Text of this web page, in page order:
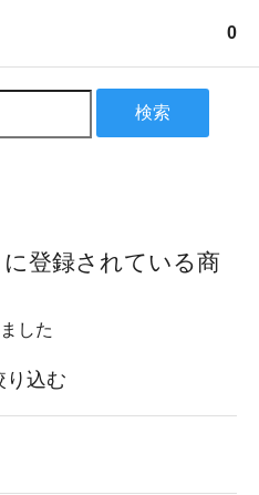
0
検索
に登録されている商
した
り込む